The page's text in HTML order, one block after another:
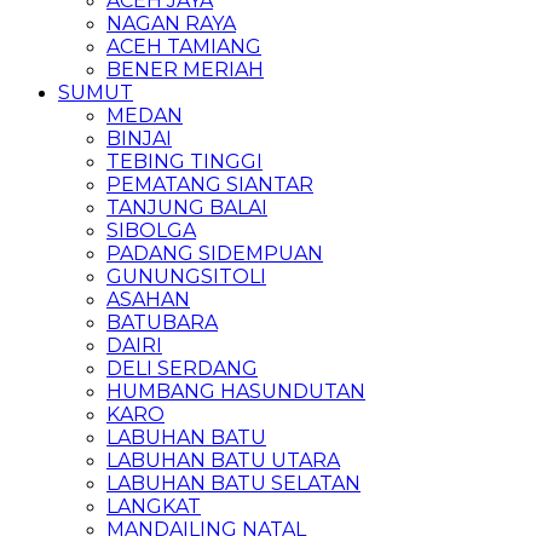
NAGAN RAYA
ACEH TAMIANG
BENER MERIAH
SUMUT
MEDAN
BINJAI
TEBING TINGGI
PEMATANG SIANTAR
TANJUNG BALAI
SIBOLGA
PADANG SIDEMPUAN
GUNUNGSITOLI
ASAHAN
BATUBARA
DAIRI
DELI SERDANG
HUMBANG HASUNDUTAN
KARO
LABUHAN BATU
LABUHAN BATU UTARA
LABUHAN BATU SELATAN
LANGKAT
MANDAILING NATAL